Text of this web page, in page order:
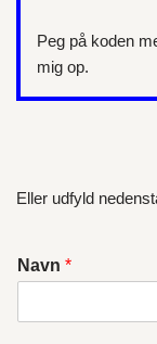
Peg på koden
mig op.
Eller udfyld
Navn *